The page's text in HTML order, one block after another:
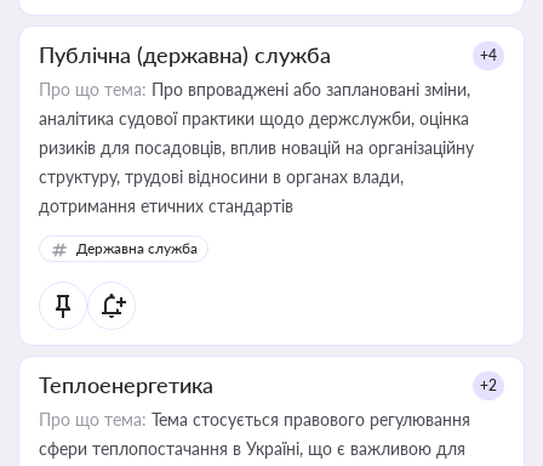
Публічна (державна) служба +4
Про що тема: Про впроваджені або заплановані зміни,
аналітика судової практики щодо держслужби, оцінка
ризиків для посадовців, вплив новацій на організаційну
структуру, трудові відносини в органах влади,
дотримання етичних стандартів
Державна служба
Теплоенергетика +2
Про що тема: Тема стосується правового регулювання
сфери теплопостачання в Україні, що є важливою для